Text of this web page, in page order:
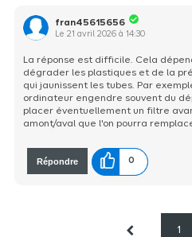
fran45615656
Le21 avril 2026 à14:30
La réponse est difficile. Cela
dégrader les plastiques et de la
qui jaunissent les tubes. Par
ordinateur engendre souvent du
placer éventuellement un filtre
amont/aval que l'on pourra
Répondre 0
1